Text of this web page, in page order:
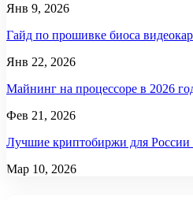
Янв 9, 2026
Гайд по прошивке биоса
Янв 22, 2026
Майнинг на процессоре в 2026
Фев 21, 2026
Лучшие криптобиржи для России
Мар 10, 2026